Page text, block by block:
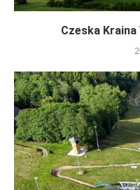
Czeska Kraina